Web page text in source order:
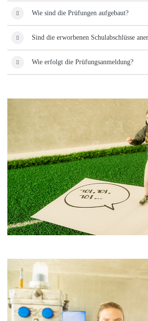
Wie sind die Prüfungen aufgebaut?
Sind die erworbenen Schulabschlüsse
Wie erfolgt die Prüfungsanmeldung?